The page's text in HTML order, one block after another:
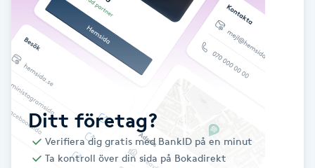
Babylights
Balayage
Bambumassage
Barber
Ditt företag?
Verifiera dig gratis med BankID på en minut
Ta kontroll över din sida på Bokadirekt